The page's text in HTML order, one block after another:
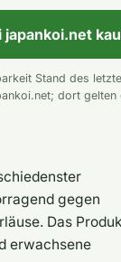
japankoi.net
Stand des
dort
gegen
Das
erwachsene